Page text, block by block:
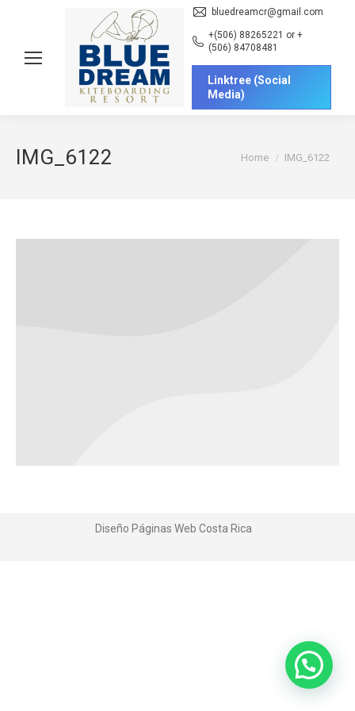
bluedreamcr@gmail.com
+(506) 88265221 or +
(506) 84708481
Linktree (Social
Media)
IMG_6122 You are here:
Home IMG_6122
Diseño Páginas Web Costa Rica